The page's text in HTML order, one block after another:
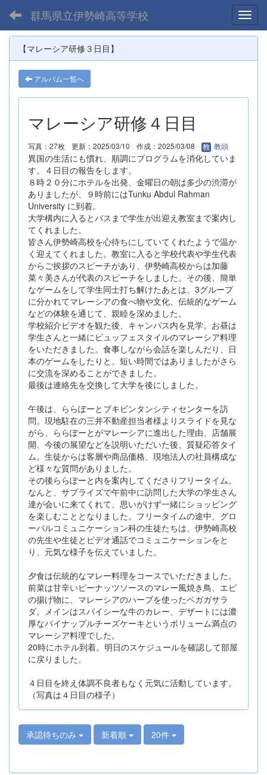
群馬県立伊勢崎高等学校
【マレーシア研修３日目】
アルバム一覧へ
マレーシア研修４日目
写真：27枚 更新：2025/03/10 作成：2025/03/08 教頭
異国の生活にも慣れ、順調にプログラムを消化していま
す。４日目の報告をします。
８時２０分にホテルを出発、金曜日の朝は多少の渋滞が
ありましたが、９時前にはTunku Abdul Rahman
University に到着。
大学構内に入るとバスまで学生が出迎え教室まで案内し
てくれました。
皆さん伊勢崎高校を心待ちにしていてくれたようで温か
く迎えてくれました。教室に入ると学校代表や学生代表
からご挨拶のスピーチがあり、伊勢崎高校からは加藤
菜々美さんが代表のスピーチをしました。その後、簡単
なゲームをして学生同士打ち解けたあとは、3グループ
に分かれてマレーシアの食べ物や文化、伝統的なゲーム
などの体験を通じて、親睦を深めました。
学校紹介ビデオを観た後、キャンパス内を見学。お昼は
学生さんと一緒にビュッフェスタイルのマレーシア料理
をいただきました。食事しながら会話を楽しんだり、日
本のゲームをしたりと、短い時間ではありましたがさら
に交流を深めることができました。
最後は連絡先を交換して大学を後にしました。
午後は、ららぽーとブキビンタンシティセンターを訪
問。現地駐在の三井不動産担当者様よりスライドを見な
がら、ららぽーとがマレーシアに進出した理由、店舗展
開、今後の展望などを説明いただいた後、質疑応答タイ
ム。生徒からは客層や商品価格、現地法人の社員構成な
ど様々な質問がありました。
その後ららぽーと内を案内してくださりフリータイム。
なんと、サプライズで午前中に訪問した大学の学生さん
達が会いに来てくれて、思いがけず一緒にショッピング
を楽しむこととなりました。フリータイムの途中、グロ
ーバルコミュニケーション科の生徒たちは、伊勢崎高校
の先生や生徒とビデオ通話でコミュニケーションをと
り、元気な様子を伝えていました。
夕食は伝統的なマレー料理をコースでいただきました。
前菜は甘辛いピーナッツソースのマレー風焼き鳥、エビ
の揚げ物に、マレーシアのハーブを使ったペガガサラ
ダ。メインはスパイシーな牛のカレー、デザートには濃
厚なパイナップルチーズケーキというボリューム満点の
マレーシア料理でした。
20時にホテル到着。明日のスケジュールを確認して部屋
に戻りました。
４日目を終え体調不良者もなく元気に活動しています。
（写真は４日目の様子）
承認待ちのみ 新着順 20件